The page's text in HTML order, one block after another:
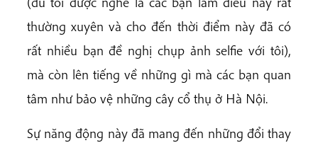
thường xuyên và cho đến thời điểm này đã có
rất nhiều bạn đề nghị chụp ảnh selfie với tôi),
mà còn lên tiếng về những gì mà các bạn quan
tâm như bảo vệ những cây cổ thụ ở Hà Nội.
Sự năng động này đã mang đến những đổi thay